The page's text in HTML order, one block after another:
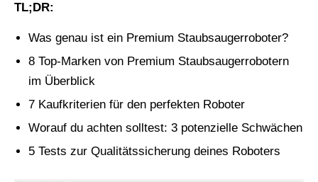
TL;DR:
Was genau ist ein Premium Staubsaugerroboter?
8 Top-Marken von Premium Staubsaugerrobotern
im Überblick
7 Kaufkriterien für den perfekten Roboter
Worauf du achten solltest: 3 potenzielle Schwächen
5 Tests zur Qualitätssicherung deines Roboters